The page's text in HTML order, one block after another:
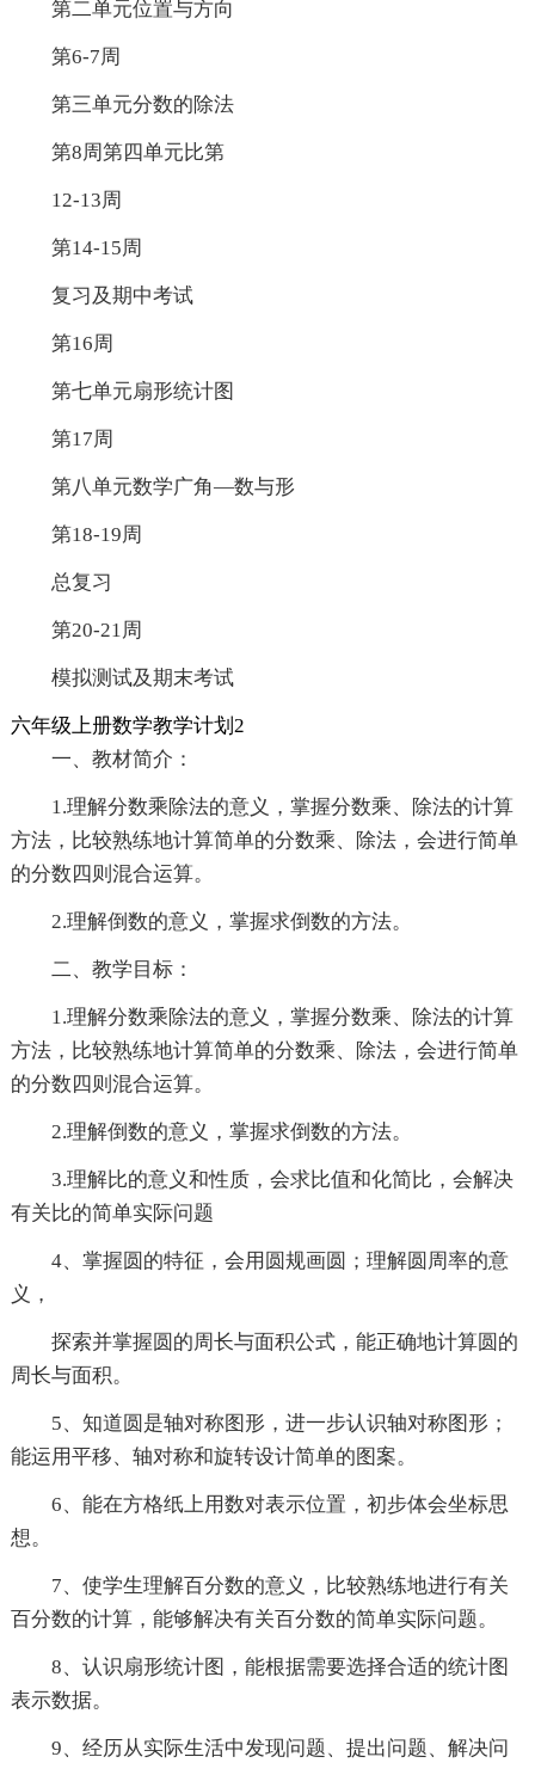
第二单元位置与方向
第6-7周
第三单元分数的除法
第8周第四单元比第
12-13周
第14-15周
复习及期中考试
第16周
第七单元扇形统计图
第17周
第八单元数学广角—数与形
第18-19周
总复习
第20-21周
模拟测试及期末考试
六年级上册数学教学计划2
一、教材简介：
1.理解分数乘除法的意义，掌握分数乘、除法的计算
方法，比较熟练地计算简单的分数乘、除法，会进行简单
的分数四则混合运算。
2.理解倒数的意义，掌握求倒数的方法。
二、教学目标：
1.理解分数乘除法的意义，掌握分数乘、除法的计算
方法，比较熟练地计算简单的分数乘、除法，会进行简单
的分数四则混合运算。
2.理解倒数的意义，掌握求倒数的方法。
3.理解比的意义和性质，会求比值和化简比，会解决
有关比的简单实际问题
4、掌握圆的特征，会用圆规画圆；理解圆周率的意
义，
探索并掌握圆的周长与面积公式，能正确地计算圆的
周长与面积。
5、知道圆是轴对称图形，进一步认识轴对称图形；
能运用平移、轴对称和旋转设计简单的图案。
6、能在方格纸上用数对表示位置，初步体会坐标思
想。
7、使学生理解百分数的意义，比较熟练地进行有关
百分数的计算，能够解决有关百分数的简单实际问题。
8、认识扇形统计图，能根据需要选择合适的统计图
表示数据。
9、经历从实际生活中发现问题、提出问题、解决问